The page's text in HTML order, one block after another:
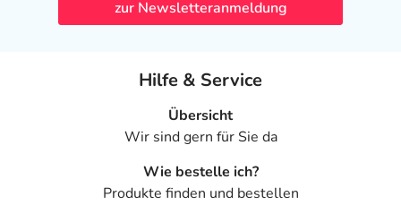
- Delirium (Verwirrtheit)
- Überempfindlichkeitsreaktionen der Haut, wie:
zur Newsletteranmeldung
Hilfe & Service
Übersicht
Wir sind gern für Sie da
Wie bestelle ich?
Produkte finden und bestellen